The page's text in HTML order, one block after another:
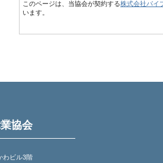
このページは、当協会が契約する株式会社パイ
います。
協会
わビル3階